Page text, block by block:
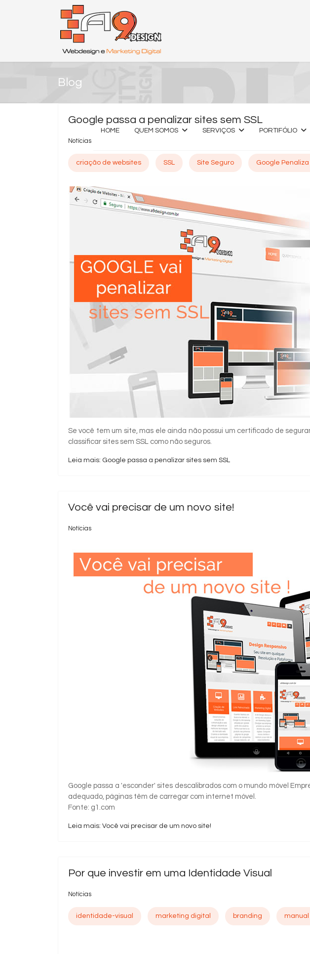
HOME QUEM SOMOS SERVIÇOS PORTIFÓLIO
Blog
Google passa a penalizar sites sem SSL
Notícias
criação de websites SSL Site Seguro Google Penaliza
Se você tem um site, mas ele ainda não possui um certificado de
classificar sites sem SSL como não seguros.
Leia mais: Google passa a penalizar sites sem SSL
Você vai precisar de um novo site!
Notícias
Google passa a 'esconder' sites descalibrados com o mundo móvel
adequado, páginas têm de carregar com internet móvel.
Fonte: g1.com
Leia mais: Você vai precisar de um novo site!
Por que investir em uma Identidade Visual
Notícias
identidade-visual marketing digital branding manual